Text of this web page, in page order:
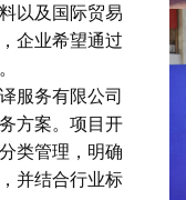
以及国际贸易
企业希望通过
服务有限公司
方案。项目开
类管理，明确
并结合行业标